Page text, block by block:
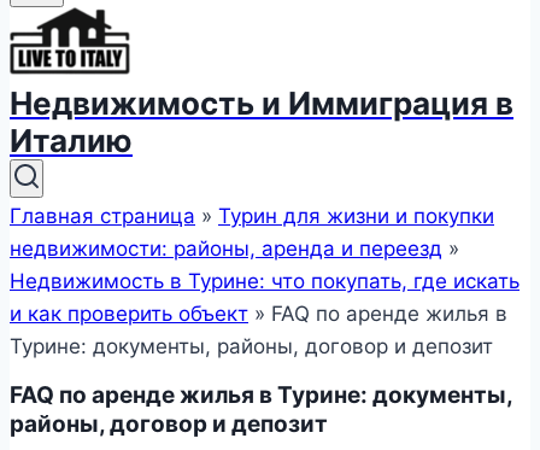
Недвижимость и Иммиграция в
Италию
Главная страница » Турин для жизни и покупки
недвижимости: районы, аренда и переезд »
Недвижимость в Турине: что покупать, где искать
и как проверить объект » FAQ по аренде жилья в
Турине: документы, районы, договор и депозит
FAQ по аренде жилья в Турине: документы,
районы, договор и депозит